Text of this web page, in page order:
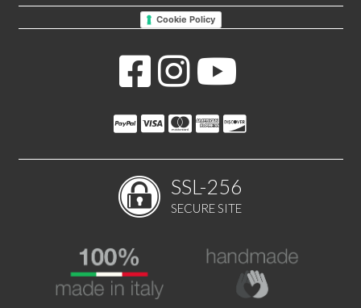
Cookie Policy
SSL-256
SECURE SITE